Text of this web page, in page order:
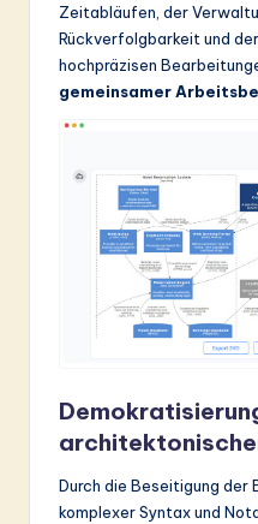
Zeitabläufen, der
Rückverfolgbarkeit und
hochpräzisen
gemeinsamer
Durch die Beseitigung der
komplexer Syntax und